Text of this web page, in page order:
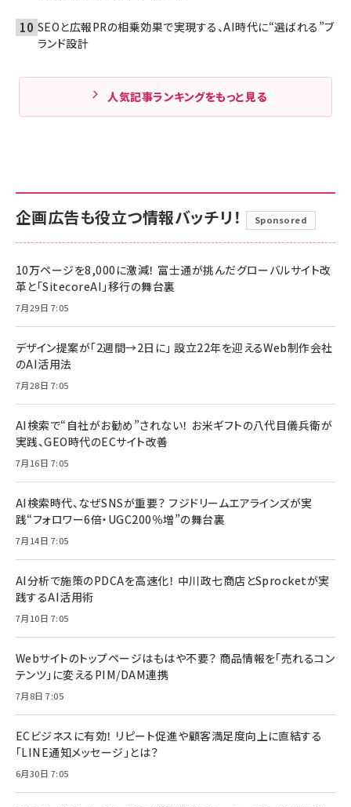
SEOと広報PRの相乗効果で実現する、AI時代に“選ばれる”ブ
ランド設計
人気記事ランキングをもっと見る
企画広告も役立つ情報バッチリ！ Sponsored
10万ページを8,000に激減！ 富士通が挑んだグローバルサイト改
革と「SitecoreAI」移行の舞台裏
7月29日 7:05
デザイン提案が「2週間→2日に」 設立22年を迎えるWeb制作会社
のAI活用法
7月28日 7:05
AI検索で“自社がお勧め”されない！ お米ギフトの八代目儀兵衛が
実践、GEO時代のECサイト改善
7月16日 7:05
AI検索時代、なぜSNSが重要？ フジドリームエアラインズが実
践“フォロワー6倍・UGC200％増”の舞台裏
7月14日 7:05
AI分析で施策のPDCAを高速化！ 中川政七商店とSprocketが実
践するAI活用術
7月10日 7:05
Webサイトのトップページはもはや不要？ 商品情報を「売れるコン
テンツ」に変えるPIM/DAM連携
7月8日 7:05
ECビジネスに有効！ リピート促進や顧客満足度向上に直結する
「LINE通知メッセージ」とは？
6月30日 7:05